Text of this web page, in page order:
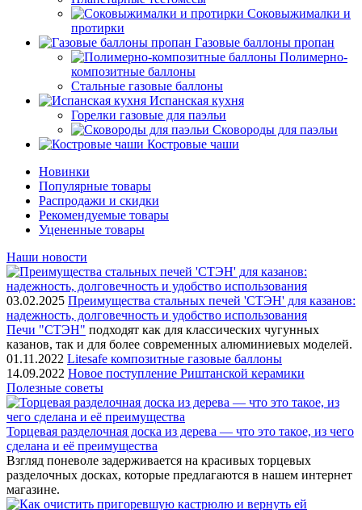
Соковыжималки и
протирки
Газовые баллоны пропан
Полимерно-
композитные баллоны
Стальные газовые баллоны
Испанская кухня
Горелки газовые для паэльи
Сковороды для паэльи
Костровые чаши
Новинки
Популярные товары
Распродажи и скидки
Рекомендуемые товары
Уцененные товары
Наши новости
03.02.2025 Преимущества стальных печей 'СТЭН' для казанов:
надежность, долговечность и удобство использования
Печи "СТЭН" подходят как для классических чугунных
казанов, так и для более современных алюминиевых моделей.
01.11.2022 Litesafe композитные газовые баллоны
14.09.2022 Новое поступление Риштанской керамики
Полезные советы
Торцевая разделочная доска из дерева — что это такое, из чего
сделана и её преимущества
Взгляд поневоле задерживается на красивых торцевых
разделочных досках, которые предлагаются в нашем интернет
магазине.